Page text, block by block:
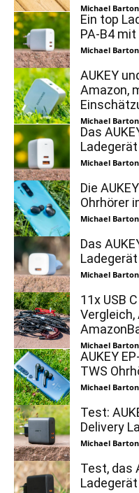
Michael Barton
Ein top
PA-B4
Michael Barton
AUKEY
Amazon,
Michael Barton
Das
Michael Barton
Die
Ohrhörer
Michael Barton
Das
Michael Barton
11x USB
Vergleich,
Michael Barton
AUKEY
TWS
Michael Barton
Test:
Delivery
Michael Barton
Test, das